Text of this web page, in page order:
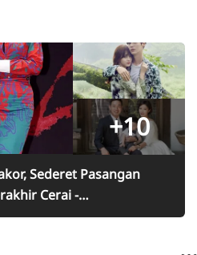
+10
Sederet Pasangan
Cerai -
Jadi Penyebab